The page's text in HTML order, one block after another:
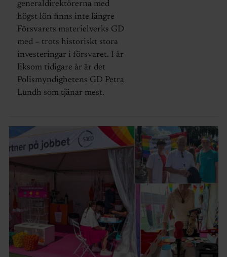
generaldirektörerna med
högst lön finns inte längre
Försvarets materielverks GD
med – trots historiskt stora
investeringar i försvaret. I år
liksom tidigare år är det
Polismyndighetens GD Petra
Lundh som tjänar mest.